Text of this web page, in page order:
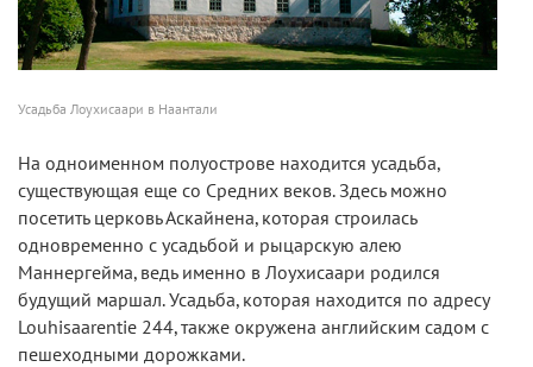
Усадьба Лоухисаари в Наантали
На одноименном полуострове находится усадьба,
существующая еще со Средних веков. Здесь можно
посетить церковь Аскайнена, которая строилась
одновременно с усадьбой и рыцарскую алею
Маннергейма, ведь именно в Лоухисаари родился
будущий маршал. Усадьба, которая находится по адресу
Louhisaarentie 244, также окружена английским садом с
пешеходными дорожками.